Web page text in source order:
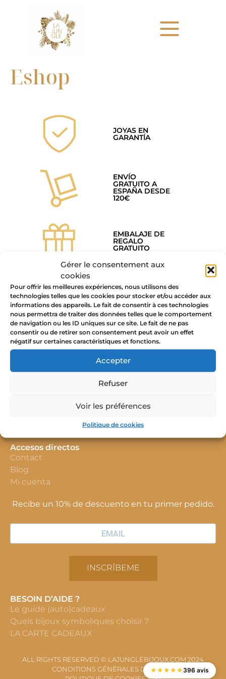
Gérer le consentement aux
cookies
Pour offrir les meilleures expériences, nous utilisons des
technologies telles que les cookies pour stocker et/ou accéder aux
informations des appareils. Le fait de consentir à ces technologies
nous permettra de traiter des données telles que le comportement
de navigation ou les ID uniques sur ce site. Le fait de ne pas
consentir ou de retirer son consentement peut avoir un effet
négatif sur certaines caractéristiques et fonctions.
Accepter
Refuser
Voir les préférences
Politique de cookies
Eshop
JOYAS EN
GARANTÍA
ENVÍO
GRATUITO A
ESPAÑA DESDE
120€
EMBALAJE DE
REGALO
GRATUITO
PAGO SEGURO
GARANTIZADO
Sígame en las redes sociales
Accesos directos
Contact
Blog
Mi cuenta
Recibe un 10% de descuento en tu primer pedido.
INSCRÍBEME
BESOIN D’AIDE ?
Le guide (auto)cadeaux
Quels bijoux symboliques choisir ?
LA CARTE CADEAUX
ALL RIGHTS RESERVED © LAJUNGLEBIJOUX.COM 2024
CONDITIONS GÉNÉRALES DE VENTE
★ ★ ★ ★ ★ 396 avis